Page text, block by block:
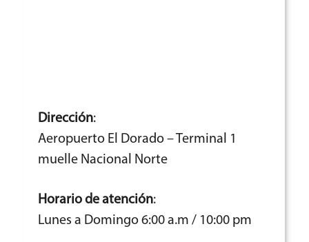
Dirección:
Aeropuerto El Dorado – Terminal 1
muelle Nacional Norte
Horario de atención:
Lunes a Domingo 6:00 a.m / 10:00 pm